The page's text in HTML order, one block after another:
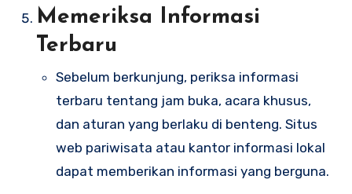
Memeriksa Informasi
Terbaru
Sebelum berkunjung, periksa informasi
terbaru tentang jam buka, acara khusus,
dan aturan yang berlaku di benteng. Situs
web pariwisata atau kantor informasi lokal
dapat memberikan informasi yang berguna.